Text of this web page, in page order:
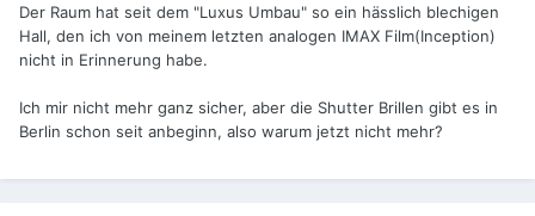
Der Raum hat seit dem "Luxus Umbau" so ein hässlich blechigen
Hall, den ich von meinem letzten analogen IMAX Film(Inception)
nicht in Erinnerung habe.
Ich mir nicht mehr ganz sicher, aber die Shutter Brillen gibt es in
Berlin schon seit anbeginn, also warum jetzt nicht mehr?